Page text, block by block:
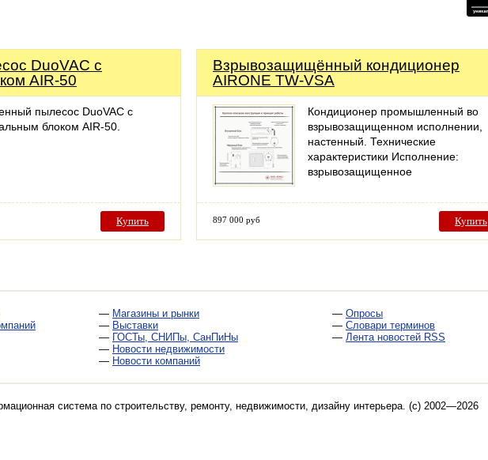
DuoVAC с
AIR-50
пылесос DuoVAC с
блоком AIR-50.
Купить
Взрывозащищённый кондиционер
AIRONE TW-VSA
Кондиционер промышленный во
взрывозащищенном исполнении,
настенный. Технические
характеристики Исполнение:
взрывозащищенное
897 000 руб Купить
— Магазины и рынки
— Выставки
— ГОСТы, СНИПы, СанПиНы
— Новости недвижимости
— Новости компаний
— Опросы
— Словари терминов
— Лента новостей RSS
система по строительству, ремонту, недвижимости, дизайну интерьера. (c) 2002—2026